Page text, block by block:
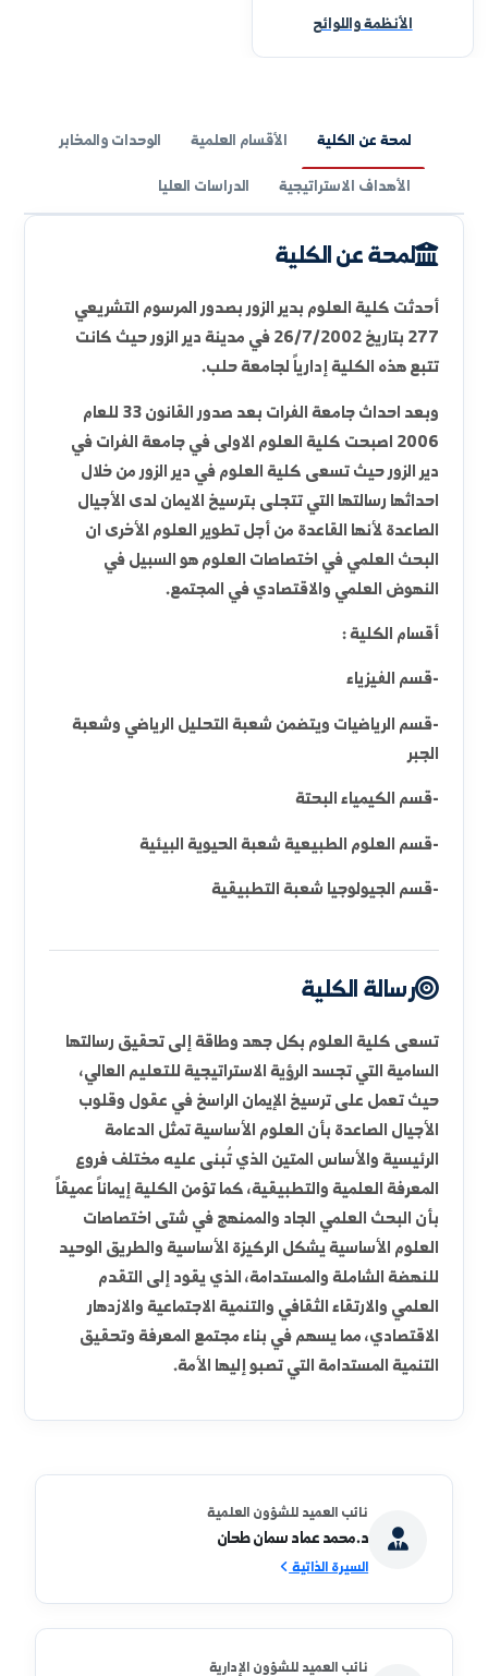
لمحة عن الكلية
لمحة عن الكلية
أحدثت كلية العلوم بدير الزور بصدور المرسوم التشريعي
277 بتاريخ 26/7/2002 في مدينة دير الزور حيث كانت
تتبع هذه الكلية إدارياً لجامعة حلب.
وبعد احداث جامعة الفرات بعد صدور القانون 33 للعام
2006 اصبحت كلية العلوم الاولى في جامعة الفرات في
دير الزور حيث تسعى كلية العلوم في دير الزور من خلال
احداثها رسالتها التي تتجلى بترسيخ الايمان لدى الأجيال
الصاعدة لأنها القاعدة من أجل تطوير العلوم الأخرى ان
النهوض العلمي والاقتصادي في المجتمع.
أقسام الكلية :
-قسم الفيزياء
-قسم الرياضيات ويتضمن شعبة التحليل الرياضي وشعبة
-قسم الكيمياء البحتة
-قسم الجيولوجيا شعبة التطبيقية
رسالة الكلية
تسعى كلية العلوم بكل جهد وطاقة إلى تحقيق رسالتها
السامية التي تجسد الرؤية الاستراتيجية للتعليم العالي،
حيث تعمل على ترسيخ الإيمان الراسخ في عقول وقلوب
الأجيال الصاعدة بأن العلوم الأساسية تمثل الدعامة
الرئيسية والأساس المتين الذي تُبنى عليه مختلف فروع
العلوم الأساسية يشكل الركيزة الأساسية والطريق الوحيد
للنهضة الشاملة والمستدامة، الذي يقود إلى التقدم
العلمي والارتقاء الثقافي والتنمية الاجتماعية والازدهار
الاقتصادي، مما يسهم في بناء مجتمع المعرفة وتحقيق
التنمية المستدامة التي تصبو إليها الأمة.